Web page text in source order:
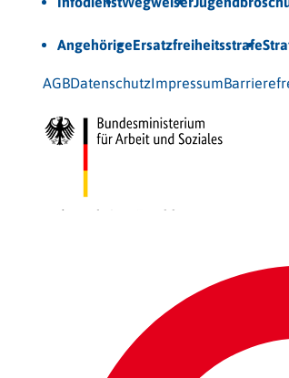
AngehörigeErsatzfreiheitsstrafe
AGBDatenschutzImpressum